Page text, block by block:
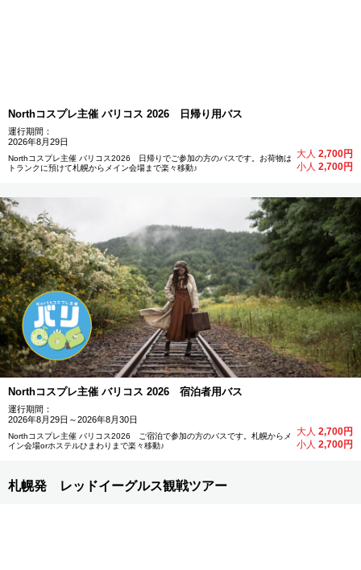
Northコスプレ主催 バリコス 2026 日帰り用バス
運行期間：
2026年8月29日
Northコスプレ主催 バリコス2026 日帰りでご参加の方のバスです。お荷物は
トランクに預けて札幌からメイン会場まで楽々移動♪
大人 2,700円
小人 2,700円
Northコスプレ主催 バリコス 2026 宿泊者用バス
運行期間：
2026年8月29日～2026年8月30日
Northコスプレ主催 バリコス2026 ご宿泊で参加の方のバスです。札幌からメ
イン会場orホステルひまわりまで楽々移動♪
大人 2,700円
小人 2,700円
札幌発 レッドイーグルス観戦ツアー